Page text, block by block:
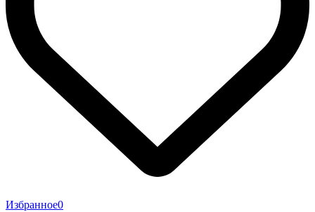
Избранное0